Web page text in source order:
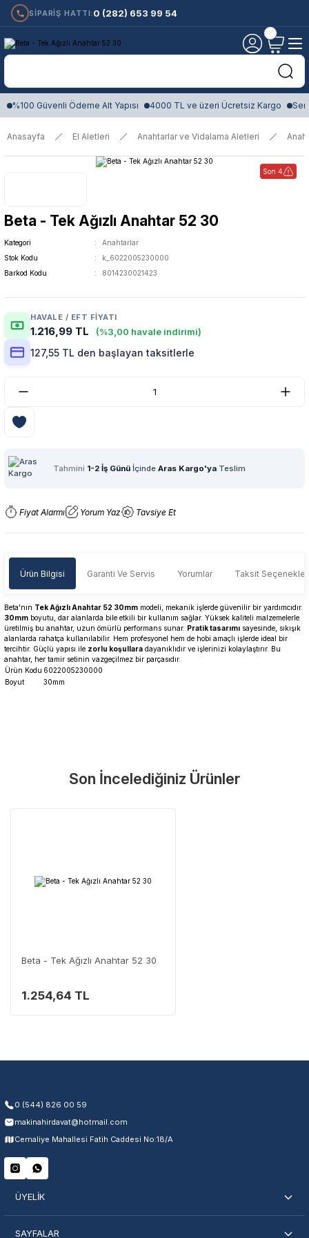
SİPARİŞ HATTI: 0 (282) 653 99 54
%100 Güvenli Ödeme Alt Yapısı 4000 TL ve üzeri Ücretsiz Kargo
Anasayfa El Aletleri Anahtarlar ve Vidalama Aletleri
Son 4
Beta - Tek Ağızlı Anahtar 52 30
Kategori
Anahtarlar
Stok Kodu
k_6022005230000
Barkod Kodu
8014230021423
HAVALE / EFT FIYATI
1.216,99 TL (%3,00 havale indirimi)
127,55 TL den başlayan taksitlerle
Tahmini 1-2 İş Günü İçinde Aras Kargo'ya Teslim
Fiyat Alarmı Yorum Yaz Tavsiye Et
Ürün Bilgisi Garanti Ve Servis Yorumlar Taksit
Beta'nın Tek Ağızlı Anahtar 52 30mm modeli, mekanik işlerde güvenilir bir yardımcıdır.
30mm boyutu, dar alanlarda bile etkili bir kullanım sağlar. Yüksek kaliteli malzemelerle
üretilmiş bu anahtar, uzun ömürlü performans sunar. Pratik tasarımı sayesinde, sıkışık
alanlarda rahatça kullanılabilir. Hem profesyonel hem de hobi amaçlı işlerde ideal bir
tercihtir. Güçlü yapısı ile zorlu koşullara dayanıklıdır ve işlerinizi kolaylaştırır. Bu
anahtar, her tamir setinin vazgeçilmez bir parçasıdır.
Ürün Kodu 6022005230000
Boyut
30mm
Tüm ürünlerimiz üretici firma garantisi altındadır. Size en yakın
Orijinal garanti belgeli ürünler
Garanti Kapsamı
Servisi Nasıl Bulurum?
Yorum Yaz
Son İncelediğiniz Ürünler
Beta - Tek Ağızlı Anahtar 52 30
1.254,64 TL
0 (544) 826 00 59
makinahirdavat@hotmail.com
Cemaliye Mahallesi Fatih Caddesi No:18/A
ÜYELİK
SAYFALAR